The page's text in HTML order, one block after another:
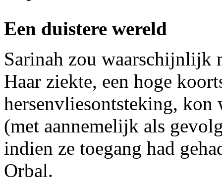
Een duistere wereld
Sarinah zou waarschijnlijk
Haar ziekte, een hoge
hersenvliesontsteking,
(met aannemelijk als
indien ze toegang had
Orbal.